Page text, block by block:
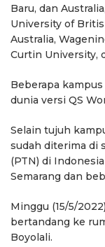
Baru, dan
University of
Australia,
Curtin University,
Beberapa
dunia versi QS
Selain tujuh
sudah diterima di
(PTN) di
Semarang dan
Minggu (15/5/
bertandang ke
Boyolali.